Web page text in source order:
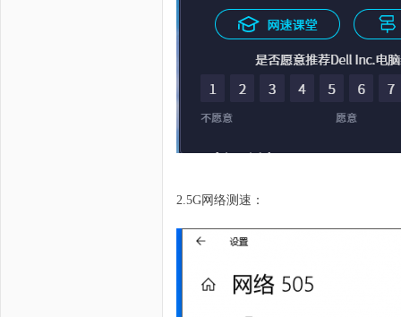
2.5G网络测速：